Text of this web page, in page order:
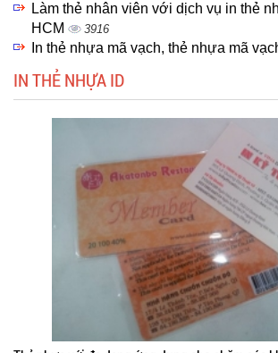
Làm thẻ nhân viên với dịch vụ in thẻ
HCM
3916
In thẻ nhựa mã vạch, thẻ nhựa mã
IN THẺ NHỰA ID